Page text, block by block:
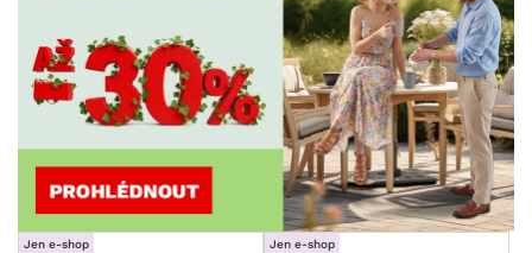
Jen e-shop Jen e-shop